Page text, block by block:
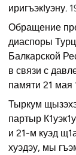
иригъэкIуэну.
Обращение
диаспоры
Балкарской
в связи с
памяти 21 мая
Тыркум
партыр
и 21-м куэд
хуэдэу, мы